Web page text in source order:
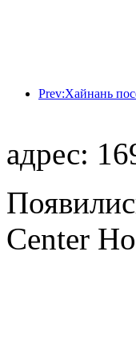
адрес:
Center